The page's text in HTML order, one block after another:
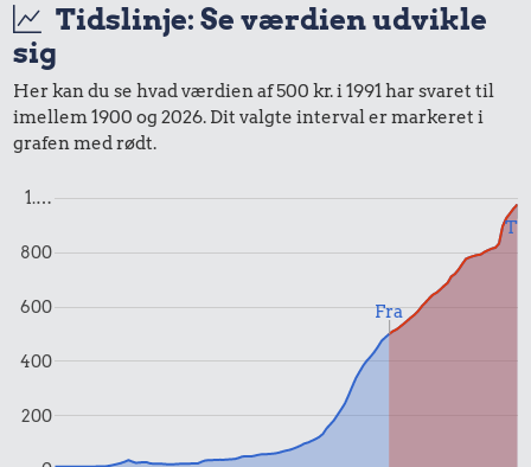
13 kr.
12 kr.
Franskbrød
Tidslinje: Se værdien udvikle
sig
Her kan du se hvad værdien af 500 kr. i 1991 har svaret til
imellem 1900 og 2026. Dit valgte interval er markeret i
grafen med rødt.
200
400
600
800
1.…
Fra
Til